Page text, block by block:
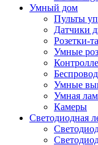
Умный дом
Пульты
Датчики
Розетки-
Умные
Умные
Умная
Камеры
Светодиодная